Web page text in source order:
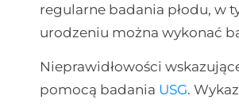
regularne badania płodu, w
urodzeniu można wykonać
Nieprawidłowości
pomocą badania USG.